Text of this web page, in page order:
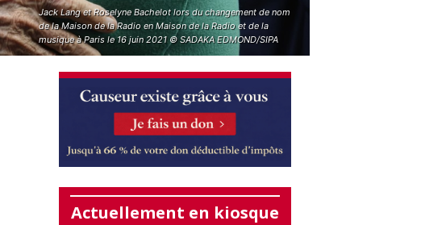
Jack Lang et Roselyne Bachelot lors du changement de nom
de la Maison de la Radio en Maison de la Radio et de la
musique à Paris le 16 juin 2021 © SADAKA EDMOND/SIPA
Actuellement en kiosque